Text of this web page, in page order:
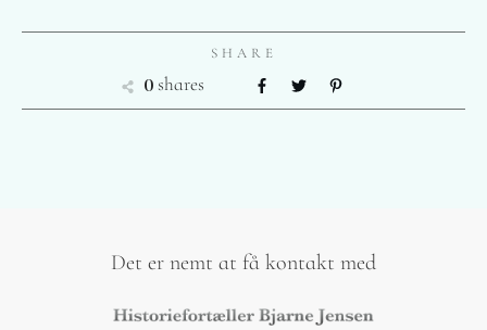
SHARE
0 shares
Det er nemt at få kontakt med